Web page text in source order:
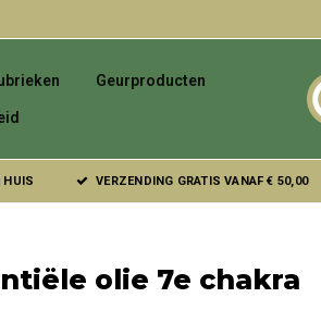
Geurproducten
HUIS VERZENDING GRATIS VANAF € 50,00
olie 7e chakra